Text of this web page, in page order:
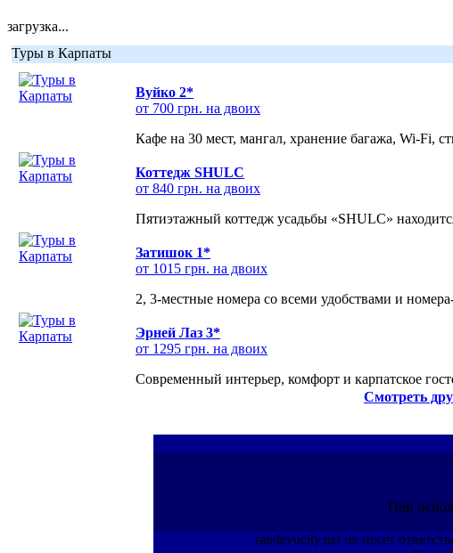
загрузка...
Туры в Карпаты
Вуйко 2*
от 700 грн. на двоих
Кафе на 30 мест, мангал, хранение багажа, Wi-Fi,
Коттедж SHULC
от 840 грн. на двоих
Пятиэтажный коттедж усадьбы «SHULC»
Затишок 1*
от 1015 грн. на двоих
2, 3-местные номера со всеми удобствами и
Эрней Лаз 3*
от 1295 грн. на двоих
Современный интерьер, комфорт и карпатское
Смотреть
При
randevucity.net не несет